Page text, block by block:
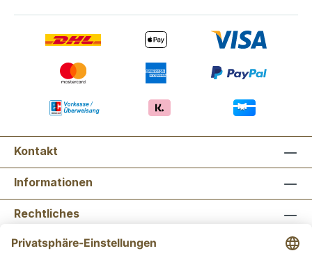
Kontakt
Informationen
Rechtliches
Newsletter abonnieren